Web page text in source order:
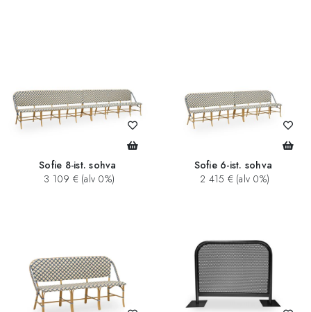
Sofie 8-ist. sohva
3 109 € (alv 0%)
Sofie 6-ist. sohva
2 415 € (alv 0%)